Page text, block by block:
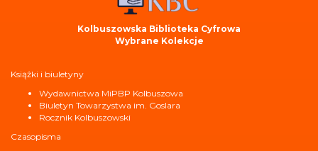
Kolbuszowska Biblioteka Cyfrowa
Wybrane Kolekcje
Książki i biuletyny
Wydawnictwa MiPBP Kolbuszowa
Biuletyn Towarzystwa im. Goslara
Rocznik Kolbuszowski
Czasopisma